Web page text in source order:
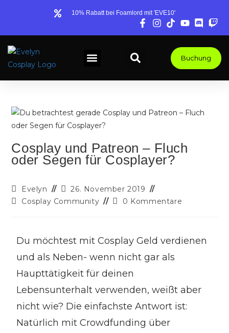
10% Rabatt bei Foamlord mit 'EVE10'
Buchung
Cosplay und Patreon – Fluch
oder Segen für Cosplayer?
Evelyn
26. November 2019
Cosplay Community
0 Kommentare
Du möchtest mit Cosplay Geld verdienen
und als Neben- wenn nicht gar als
Haupttätigkeit für deinen
Lebensunterhalt verwenden, weißt aber
nicht wie? Die einfachste Antwort ist:
Natürlich mit Crowdfunding über